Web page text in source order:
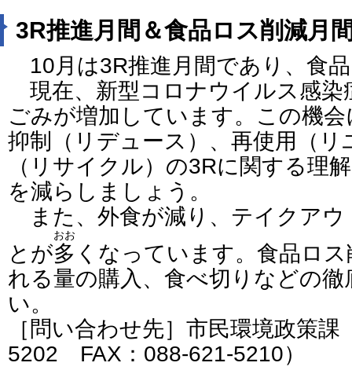
3R推進月間＆食品ロス削減月
10月は3R推進月間であり、食
現在、新型コロナウイルス感染
ごみが増加しています。この機
抑制（リデュース）、再使用（リ
（リサイクル）の3Rに関する理
を減らしましょう。
また、外食が減り、テイクアウ
とが多
おお
くなっています。食品ロ
れる量の購入、食べ切りなどの
い。
［問い合わせ先］市民環境政策
5202 FAX：088-621-5210）